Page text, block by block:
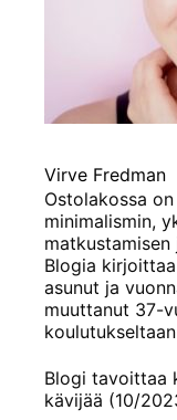
Virve Fredman
Ostolakossa
minimalismin,
Blogia
asunut ja
muuttanut 37-
Blogi tavoittaa
kävijää (10/